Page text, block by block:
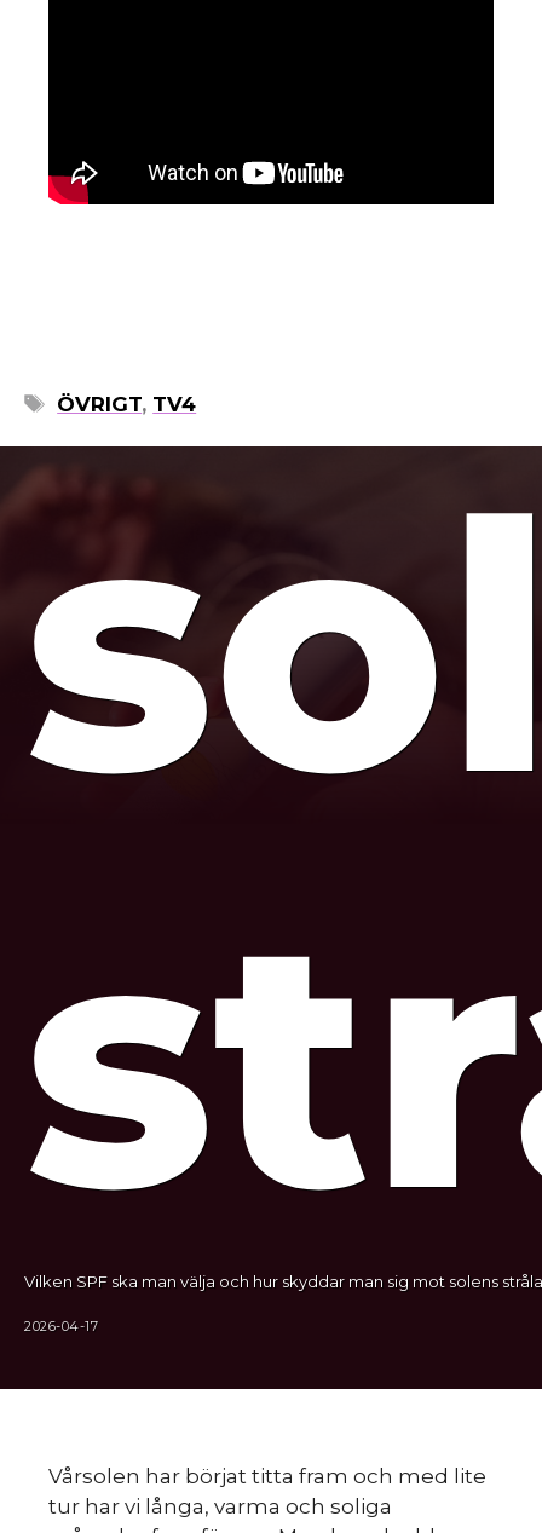
ETIKETTER
ÖVRIGT, TV4
Vilken SPF ska man välja och hur skyddar man sig mot solens
2026-04-17
Vårsolen har börjat titta fram och med lite
tur har vi långa, varma och soliga